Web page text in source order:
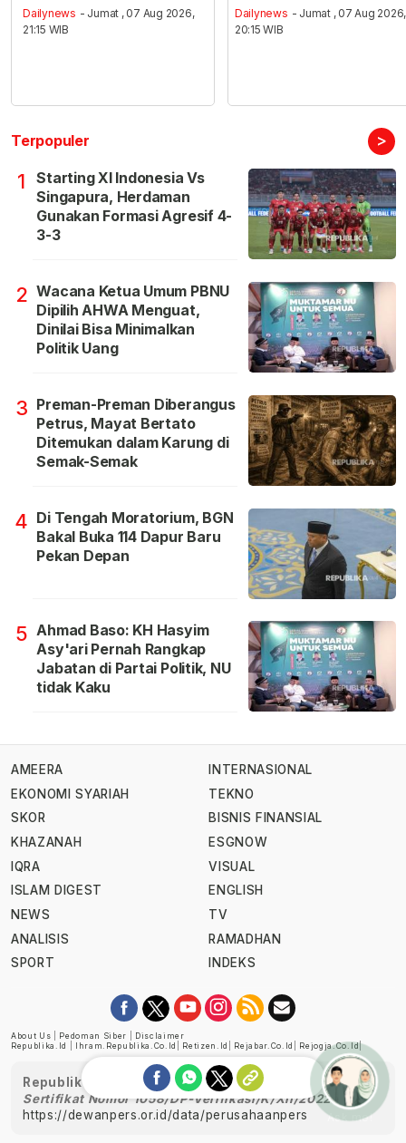
Dailynews - Jumat , 07 Aug 2026,
21:15 WIB
Dailynews - Jumat , 07 Aug 2026,
20:15 WIB
Terpopuler >
1
Starting XI Indonesia Vs
Singapura, Herdaman
Gunakan Formasi Agresif 4-
3-3
2 Wacana Ketua Umum PBNU
Dipilih AHWA Menguat,
Dinilai Bisa Minimalkan
Politik Uang
3 Preman-Preman Diberangus
Petrus, Mayat Bertato
Ditemukan dalam Karung di
Semak-Semak
4 Di Tengah Moratorium, BGN
Bakal Buka 114 Dapur Baru
Pekan Depan
5 Ahmad Baso: KH Hasyim
Asy'ari Pernah Rangkap
Jabatan di Partai Politik, NU
tidak Kaku
AMEERA
EKONOMI SYARIAH
SKOR
KHAZANAH
IQRA
ISLAM DIGEST
NEWS
ANALISIS
SPORT
INTERNASIONAL
TEKNO
BISNIS FINANSIAL
ESGNOW
VISUAL
ENGLISH
TV
RAMADHAN
INDEKS
About Us Pedoman Siber
Disclaimer
Republika.id
Ihram.republika.co.id Retizen.id Rejabar.co.id Rejogja.co.id |
Republika telah diverifikasi oleh Dewan Pers
Sertifikat Nomor 1058/DP-Verifikasi/K/XII/2022
https://dewanpers.or.id/data/perusahaanpers
Ask me!